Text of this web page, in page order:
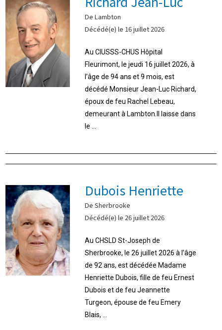
De Lambton
Décédé(e) le 16 juillet 2026
Au CIUSSS-CHUS Hôpital
Fleurimont, le jeudi 16 juillet 2026, à
l’âge de 94 ans et 9 mois, est
décédé Monsieur Jean-Luc Richard,
époux de feu Rachel Lebeau,
demeurant à Lambton.Il laisse dans
le ...
Dubois Henriette
De Sherbrooke
Décédé(e) le 26 juillet 2026
Au CHSLD St-Joseph de
Sherbrooke, le 26 juillet 2026 à l’âge
de 92 ans, est décédée Madame
Henriette Dubois, fille de feu Ernest
Dubois et de feu Jeannette
Turgeon, épouse de feu Emery
Blais, ...